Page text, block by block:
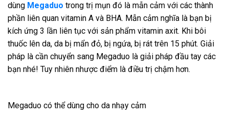
dùng Megaduo trong trị mụn đó là mẫn cảm với các thành
phần liên quan vitamin A và BHA. Mẫn cảm nghĩa là bạn bị
kích ứng 3 lần liên tục với sản phẩm vitamin axit. Khi bôi
thuốc lên da, da bị mẩn đỏ, bị ngứa, bị rát trên 15 phút. Giải
pháp là cần chuyển sang Megaduo là giải pháp đầu tay các
bạn nhé! Tuy nhiên nhược điểm là điều trị chậm hơn.
Megaduo có thể dùng cho da nhạy cảm